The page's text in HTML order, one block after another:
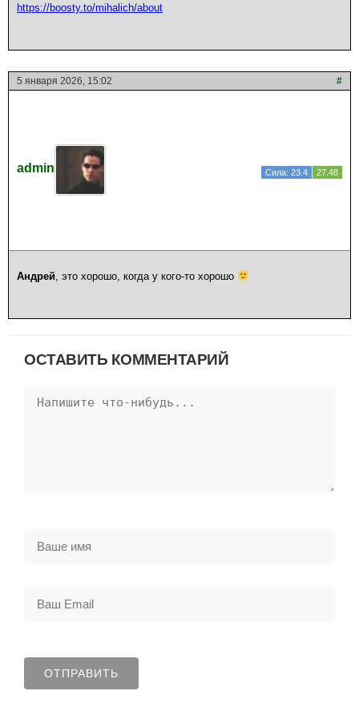
https://boosty.to/mihalich/about
5 января 2026, 15:02 #
admin Сила: 23.4 27.48
Андрей , это хорошо, когда у кого-то хорошо
ОСТАВИТЬ КОММЕНТАРИЙ